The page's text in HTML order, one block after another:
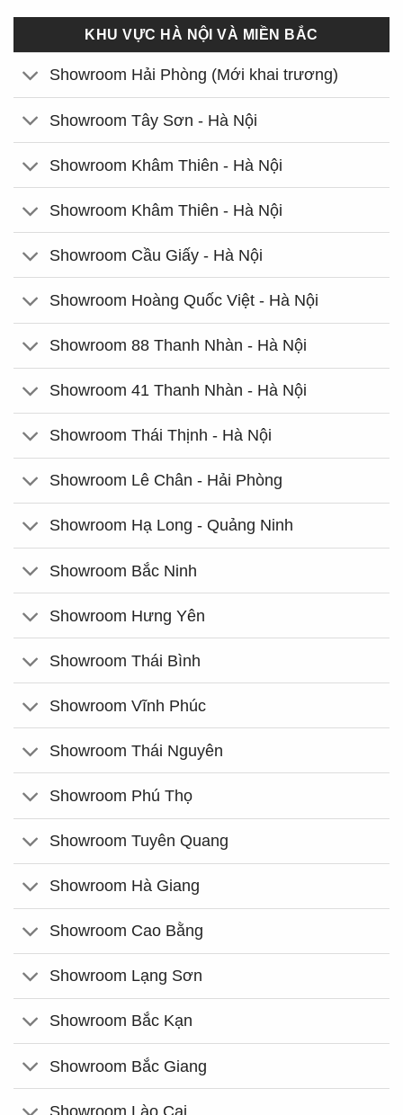
KHU VỰC HÀ NỘI VÀ MIỀN BẮC
Showroom Hải Phòng (Mới khai trương)
Showroom Tây Sơn - Hà Nội
Showroom Khâm Thiên - Hà Nội
Showroom Khâm Thiên - Hà Nội
Showroom Cầu Giấy - Hà Nội
Showroom Hoàng Quốc Việt - Hà Nội
Showroom 88 Thanh Nhàn - Hà Nội
Showroom 41 Thanh Nhàn - Hà Nội
Showroom Thái Thịnh - Hà Nội
Showroom Lê Chân - Hải Phòng
Showroom Hạ Long - Quảng Ninh
Showroom Bắc Ninh
Showroom Hưng Yên
Showroom Thái Bình
Showroom Vĩnh Phúc
Showroom Thái Nguyên
Showroom Phú Thọ
Showroom Tuyên Quang
Showroom Hà Giang
Showroom Cao Bằng
Showroom Lạng Sơn
Showroom Bắc Kạn
Showroom Bắc Giang
Showroom Lào Cai